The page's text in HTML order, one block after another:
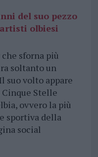
del suo pezzo
olbiesi
sforna più
soltanto un
suo volto appare
Stelle
ovvero la più
sportiva della
social